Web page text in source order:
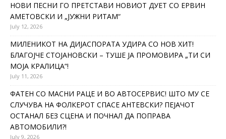
НОВИ ПЕСНИ ГО ПРЕТСТАВИ НОВИОТ ДУЕТ СО ЕРВИН
АМЕТОВСКИ И „ЈУЖНИ РИТАМ“
July 12, 2026
МИЛЕНИКОТ НА ДИЈАСПОРАТА УДИРА СО НОВ ХИТ!
БЛАГОЈЧЕ СТОЈАНОВСКИ – ТУШЕ ЈА ПРОМОВИРА „ТИ СИ
МОЈА КРАЛИЦА“!
July 11, 2026
ФАТЕН СО МАСНИ РАЦЕ И ВО АВТОСЕРВИС! ШТО МУ СЕ
СЛУЧУВА НА ФОЛКЕРОТ СПАСЕ АНТЕВСКИ? ПЕЈАЧОТ
ОСТАНАЛ БЕЗ СЦЕНА И ПОЧНАЛ ДА ПОПРАВА
АВТОМОБИЛИ?!
July 9, 2026